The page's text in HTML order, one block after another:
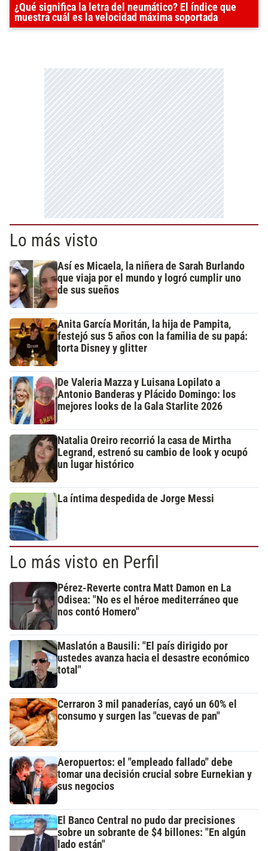
¿Qué significa la letra del neumático? El índice que
muestra cuál es la velocidad máxima soportada
Lo más visto
Así es Micaela, la niñera de Sarah Burlando
que viaja por el mundo y logró cumplir uno
de sus sueños
Anita García Moritán, la hija de Pampita,
festejó sus 5 años con la familia de su papá:
torta Disney y glitter
De Valeria Mazza y Luisana Lopilato a
Antonio Banderas y Plácido Domingo: los
mejores looks de la Gala Starlite 2026
Natalia Oreiro recorrió la casa de Mirtha
Legrand, estrenó su cambio de look y ocupó
un lugar histórico
La íntima despedida de Jorge Messi
Lo más visto en Perfil
Pérez-Reverte contra Matt Damon en La
Odisea: "No es el héroe mediterráneo que
nos contó Homero"
Maslatón a Bausili: "El país dirigido por
ustedes avanza hacia el desastre económico
total"
Cerraron 3 mil panaderías, cayó un 60% el
consumo y surgen las "cuevas de pan"
Aeropuertos: el "empleado fallado" debe
tomar una decisión crucial sobre Eurnekian y
sus negocios
El Banco Central no pudo dar precisiones
sobre un sobrante de $4 billones: "En algún
lado están"